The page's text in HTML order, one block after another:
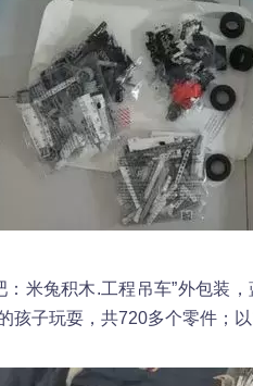
米兔积木.工程吊车”外包装
孩子玩耍，共720多个零件；